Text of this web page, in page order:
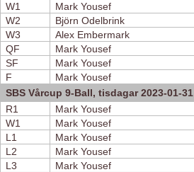
W1
Mark Yousef
W2
Björn Odelbrink
W3
Alex Embermark
QF
Mark Yousef
SF
Mark Yousef
F
Mark Yousef
SBS Vårcup 9-Ball, tisdagar 2023-01-31
R1
Mark Yousef
W1
Mark Yousef
L1
Mark Yousef
L2
Mark Yousef
L3
Mark Yousef